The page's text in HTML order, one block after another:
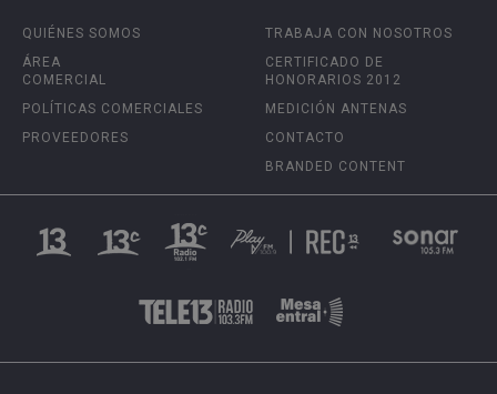
QUIÉNES SOMOS
ÁREA
COMERCIAL
POLÍTICAS COMERCIALES
PROVEEDORES
TRABAJA CON NOSOTROS
CERTIFICADO DE
HONORARIOS 2012
MEDICIÓN ANTENAS
CONTACTO
BRANDED CONTENT